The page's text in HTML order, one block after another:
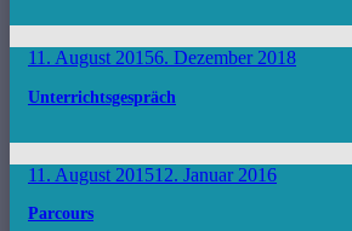
11. August 20156. Dezember 2018
Unterrichtsgespräch
11. August 201512. Januar 2016
Parcours